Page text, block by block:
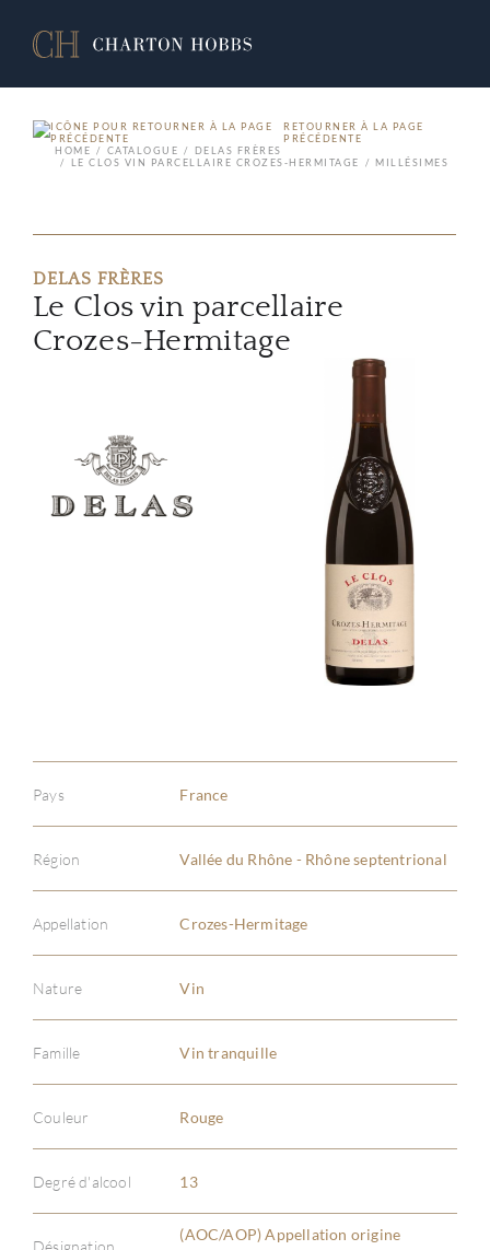
RETOURNER À LA PAGE
PRÉCÉDENTE
HOME
CATALOGUE
DELAS FRÈRES
LE CLOS VIN PARCELLAIRE CROZES-HERMITAGE
MILLÉSIMES
DELAS FRÈRES
Le Clos vin parcellaire
Crozes-Hermitage
Pays France
Région Vallée du Rhône - Rhône septentrional
Appellation Crozes-Hermitage
Nature Vin
Famille Vin tranquille
Couleur Rouge
Degré d'alcool 13
Désignation
(AOC/AOP) Appellation origine